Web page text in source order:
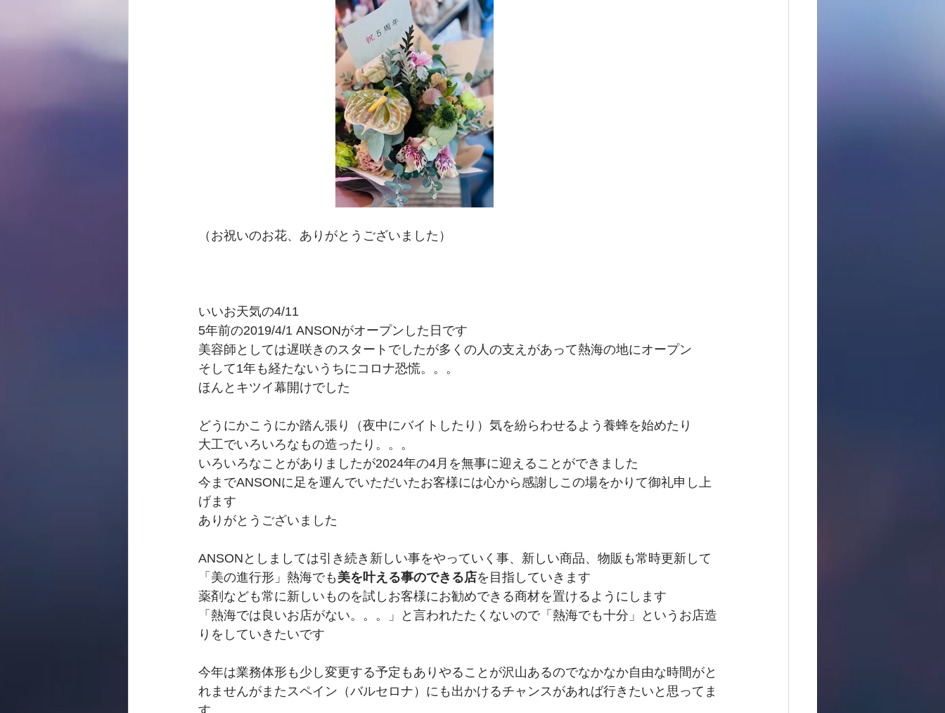
（お祝いのお花、ありがとうございました）
いいお天気の4/11
5年前の2019/4/1 ANSONがオープンした日です
美容師としては遅咲きのスタートでしたが多くの人の支えがあって熱海の地にオープン
そして1年も経たないうちにコロナ恐慌。。。
ほんとキツイ幕開けでした
どうにかこうにか踏ん張り（夜中にバイトしたり）気を紛らわせるよう養蜂を始めたり
大工でいろいろなもの造ったり。。。
いろいろなことがありましたが2024年の4月を無事に迎えることができました
今までANSONに足を運んでいただいたお客様には心から感謝しこの場をかりて御礼申し上
げます
ありがとうございました
ANSONとしましては引き続き新しい事をやっていく事、新しい商品、物販も常時更新して
「美の進行形」熱海でも 美を叶える事のできる店を目指していきます
薬剤なども常に新しいものを試しお客様にお勧めできる商材を置けるようにします
「熱海では良いお店がない。。。」と言われたたくないので「熱海でも十分」というお店造
りをしていきたいです
今年は業務体形も少し変更する予定もありやることが沢山あるのでなかなか自由な時間がと
れませんがまたスペイン（バルセロナ）にも出かけるチャンスがあれば行きたいと思ってま
す